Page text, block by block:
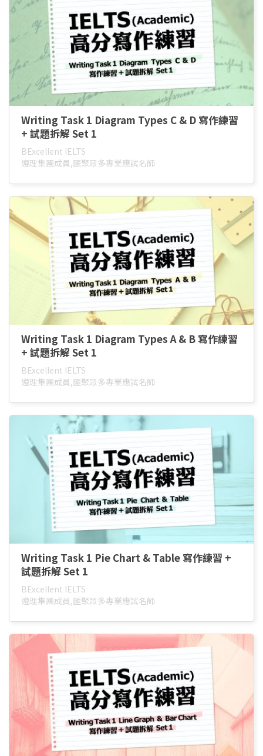
Writing Task 1 Diagram Types C & D 寫作練習
+ 試題拆解 Set 1
BExcellent IELTS
遵理集團成員,匯聚眾多專業應試名師
Writing Task 1 Diagram Types A & B 寫作練習
+ 試題拆解 Set 1
BExcellent IELTS
遵理集團成員,匯聚眾多專業應試名師
Writing Task 1 Pie Chart & Table 寫作練習 +
試題拆解 Set 1
BExcellent IELTS
遵理集團成員,匯聚眾多專業應試名師